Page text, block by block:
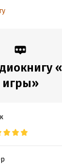
игры»